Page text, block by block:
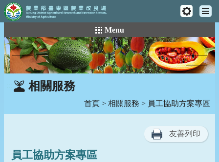
到
主
要
內
區
工
具
主
單
Menu
::: 相關服務
首頁 > 相關服務 > 員工協助方案專區
友善列印
員工協助方案專區